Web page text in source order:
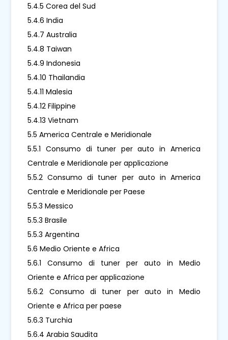
5.4.5 Corea del Sud
5.4.6 India
5.4.7 Australia
5.4.8 Taiwan
5.4.9 Indonesia
5.4.10 Thailandia
5.4.11 Malesia
5.4.12 Filippine
5.4.13 Vietnam
5.5 America Centrale e Meridionale
5.5.1 Consumo di tuner per auto in America
Centrale e Meridionale per applicazione
5.5.2 Consumo di tuner per auto in America
Centrale e Meridionale per Paese
5.5.3 Messico
5.5.3 Brasile
5.5.3 Argentina
5.6 Medio Oriente e Africa
5.6.1 Consumo di tuner per auto in Medio
Oriente e Africa per applicazione
5.6.2 Consumo di tuner per auto in Medio
Oriente e Africa per paese
5.6.3 Turchia
5.6.4 Arabia Saudita